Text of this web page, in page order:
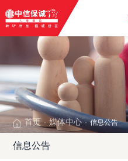
首页 · 媒体中心 · 信息公告
信息公告